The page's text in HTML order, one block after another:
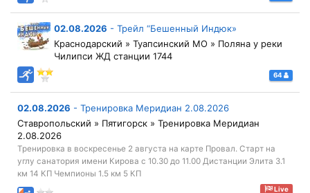
02.08.2026 - Трейл “Бешенный Индюк»
Краснодарский » Туапсинский МО » Поляна у реки
Чилипси ЖД станции 1744
64
02.08.2026 - Тренировка Меридиан 2.08.2026
Ставропольский » Пятигорск » Тренировка Меридиан
2.08.2026
Тренировка в воскресенье 2 августа на карте Провал. Старт на
углу санатория имени Кирова с 10.30 до 11.00 Дистанции Элита 3.1
км 14 КП Чемпионы 1.5 км 5 КП
Live